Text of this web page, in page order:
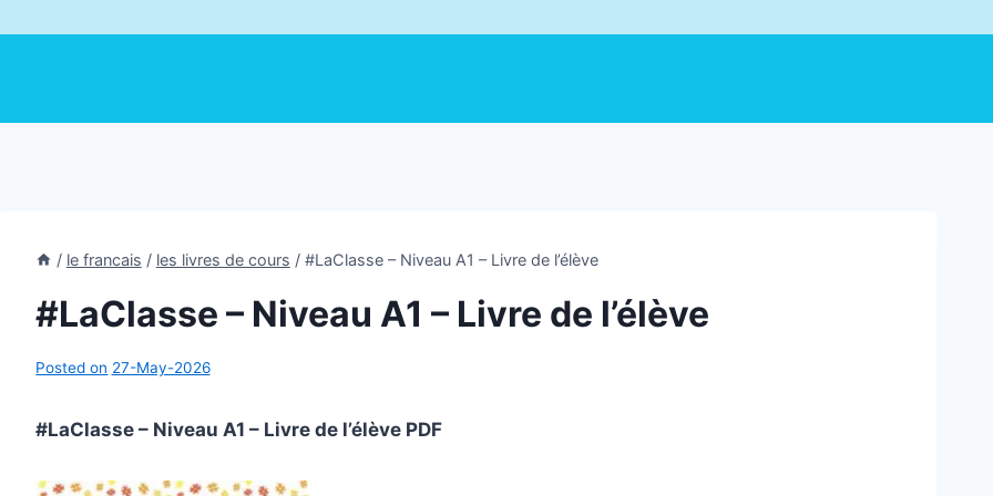
/ le francais / les livres de cours / #LaClasse – Niveau A1 – Livre de l’élève
#LaClasse – Niveau A1 – Livre de l’élève
Posted on 27-May-2026
#LaClasse – Niveau A1 – Livre de l’élève PDF